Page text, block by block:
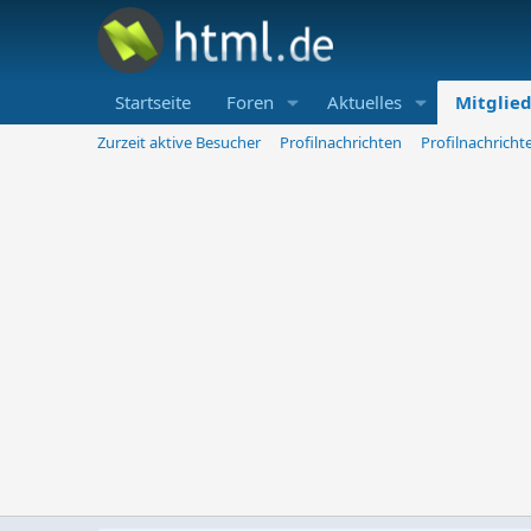
Startseite Foren Aktuelles
Zurzeit aktive Besucher Profilnachrichten